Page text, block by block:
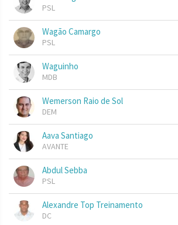
PSL
Wagão Camargo
PSL
Waguinho
MDB
Wemerson Raio de Sol
DEM
Aava Santiago
AVANTE
Abdul Sebba
PSL
Alexandre Top Treinamento
DC